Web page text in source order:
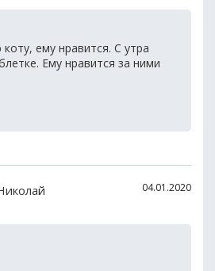
ему нравится. С утра
Ему нравится за ними
04.01.2020